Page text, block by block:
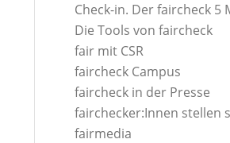
Check-in. Der faircheck 5
Die Tools von faircheck
fair mit CSR
faircheck Campus
faircheck in der Presse
fairchecker:Innen stellen
fairmedia